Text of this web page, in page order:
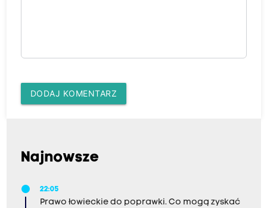
DODAJ KOMENTARZ
Najnowsze
22:05
Prawo łowieckie do poprawki. Co mogą zyskać